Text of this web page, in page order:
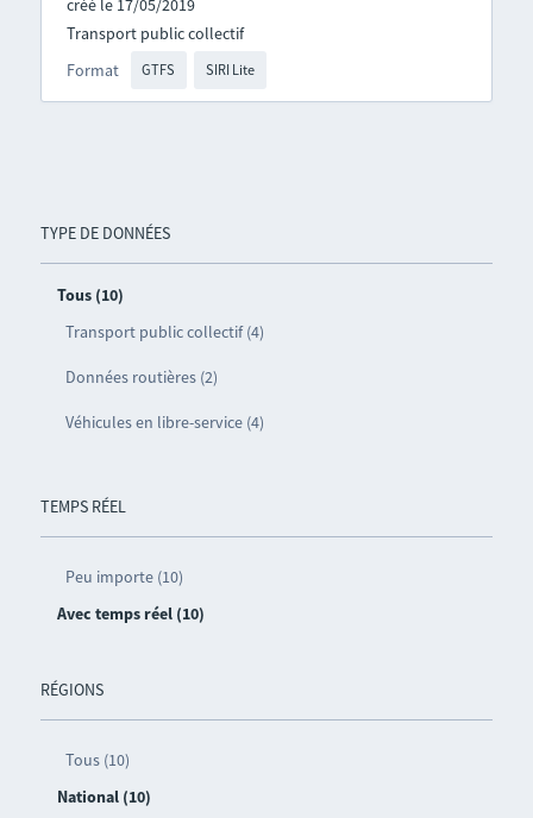
TYPE DE DONNÉES
Tous (10)
Transport public collectif (4)
Données routières (2)
Véhicules en libre-service (4)
TEMPS RÉEL
Peu importe (10)
Avec temps réel (10)
RÉGIONS
Tous (10)
National (10)
créé le 17/05/2019
Format GTFS SIRI Lite
Transport public collectif